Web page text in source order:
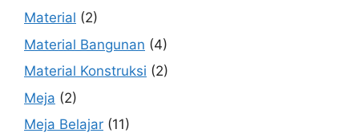
Material (2)
Material Bangunan (4)
Material Konstruksi (2)
Meja (2)
Meja Belajar (11)